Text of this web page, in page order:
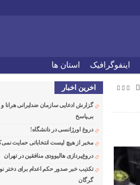
اینفوگرافیک استان ها
اخرین اخبار
گزارش ادعایی سازمان ضدایرانی
بی‌پاسخ
دروغ اورژانسی در دانشگاه!
مخبر از هیچ لیست انتخاباتی حمایت
دروغ‌پردازی هالیوودی منافقین در تهران
تکذیب خبر صدور حکم اعدام برای دختر
گرگان